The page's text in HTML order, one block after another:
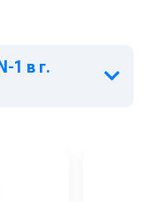
1 в г.